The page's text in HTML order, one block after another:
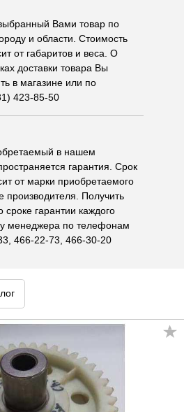
Вами товар по
и области. Стоимость
от габаритов и веса. О
доставки товара Вы
в магазине или по
423-85-50
в нашем
гарантия. Срок
от марки приобретаемого
производителя. Получить
гарантии каждого
менеджера по телефонам
466-22-73, 466-30-20